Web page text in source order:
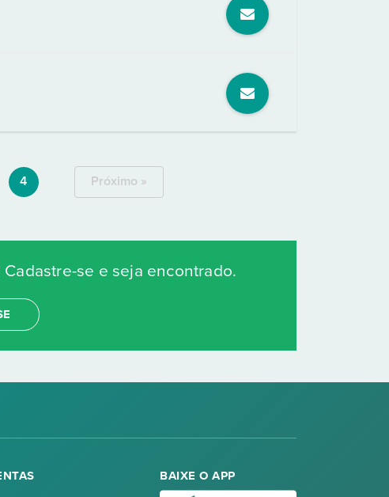
4 Próximo »
se e seja encontrado.
BAIXE O APP